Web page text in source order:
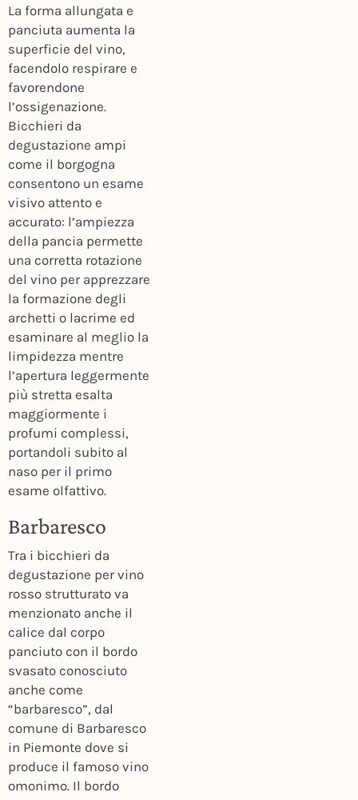
La forma allungata e
panciuta aumenta la
superficie del vino,
facendolo respirare e
favorendone
l’ossigenazione.
Bicchieri da
degustazione ampi
come il borgogna
consentono un esame
visivo attento e
accurato: l’ampiezza
della pancia permette
una corretta rotazione
del vino per apprezzare
la formazione degli
archetti o lacrime ed
esaminare al meglio la
limpidezza mentre
l’apertura leggermente
più stretta esalta
maggiormente i
profumi complessi,
portandoli subito al
naso per il primo
esame olfattivo.
Barbaresco
Tra i bicchieri da
degustazione per vino
rosso strutturato va
menzionato anche il
calice dal corpo
panciuto con il bordo
svasato conosciuto
anche come
“barbaresco”, dal
comune di Barbaresco
in Piemonte dove si
produce il famoso vino
omonimo. Il bordo